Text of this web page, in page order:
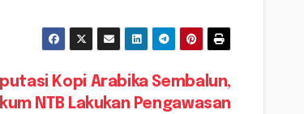
Kopi Arabika Sembalun,
NTB Lakukan Pengawasan